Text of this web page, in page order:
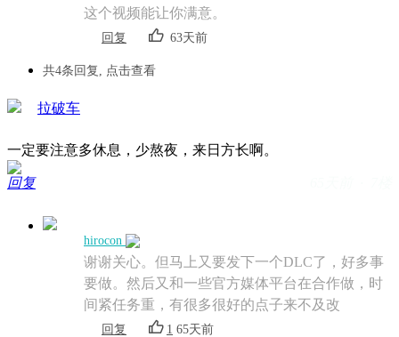
这个视频能让你满意。
回复 63天前
共4条回复, 点击查看
拉破车
一定要注意多休息，少熬夜，来日方长啊。
回复
hirocon
谢谢关心。但马上又要发下一个DLC了，好多事
要做。然后又和一些官方媒体平台在合作做，时
间紧任务重，有很多很好的点子来不及改
回复 1 65天前